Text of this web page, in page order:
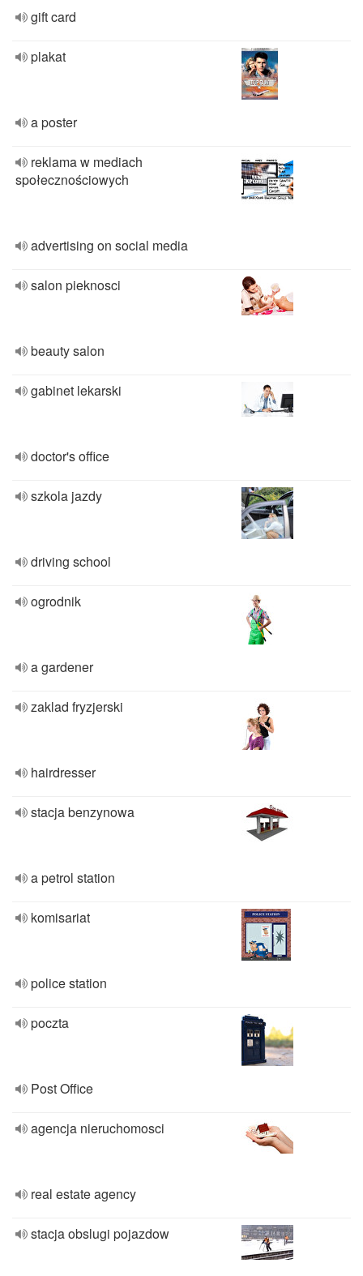
gift card
plakat
a poster
reklama w mediach
społecznościowych
advertising on social media
salon pieknosci
beauty salon
gabinet lekarski
doctor's office
szkola jazdy
driving school
ogrodnik
a gardener
zaklad fryzjerski
hairdresser
stacja benzynowa
a petrol station
komisariat
police station
poczta
Post Office
agencja nieruchomosci
real estate agency
stacja obslugi pojazdow